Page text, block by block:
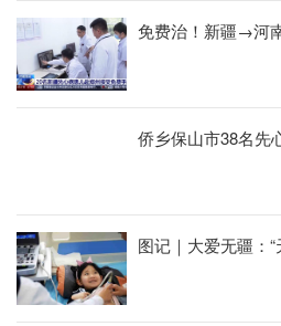
免费治！新疆→河
侨乡保山市38名先
图记｜大爱无疆：